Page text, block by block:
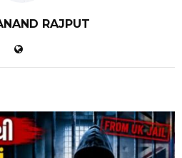
RAJPUT